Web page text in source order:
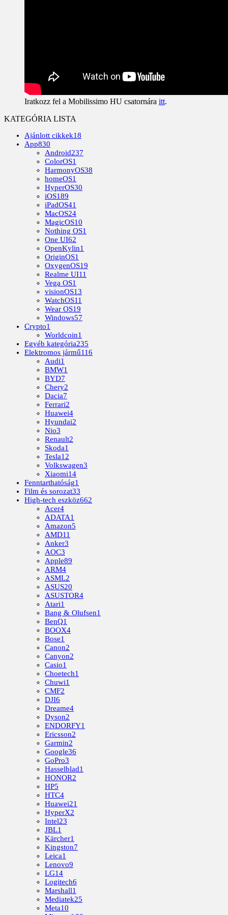
Iratkozz fel a Mobilissimo HU csatornára itt.
KATEGÓRIA LISTA
Ajánlott cikkek18
App830
Android237
ColorOS1
HarmonyOS38
homeOS1
HyperOS30
iOS189
iPadOS41
MacOS24
MagicOS10
Nothing OS1
One UI62
OpenKylin1
OriginOS1
OxygenOS19
Realme UI11
Vega OS1
visionOS13
WatchOS11
Wear OS19
Windows57
Crypto1
Worldcoin1
Egyéb kategória235
Elektromos jármű116
Audi1
BMW1
BYD7
Chery2
Dacia7
Ferrari2
Huawei4
Hyundai2
Nio3
Renault2
Skoda1
Tesla12
Volkswagen3
Xiaomi14
Fenntarthatóság1
Film és sorozat33
High-tech eszköz662
Acer4
ADATA1
Amazon5
AMD11
Anker3
AOC3
Apple89
ARM4
ASML2
ASUS20
ASUSTOR4
Atari1
Bang & Olufsen1
BenQ1
BOOX4
Bose1
Canon2
Canyon2
Casio1
Choetech1
Chuwi1
CMF2
DJI6
Dreame4
Dyson2
ENDORFY1
Ericsson2
Garmin2
Google36
GoPro3
Hasselblad1
HONOR2
HP5
HTC4
Huawei21
HyperX2
Intel23
JBL1
Kärcher1
Kingston7
Leica1
Lenovo9
LG14
Logitech6
Marshall1
Mediatek25
Meta10